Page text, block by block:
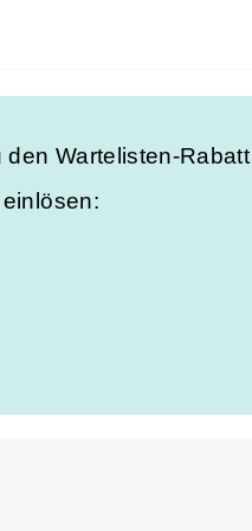
Wartelisten-
einlösen: